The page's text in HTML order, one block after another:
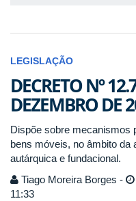
LEGISLAÇÃO
DECRETO Nº
DEZEMBRO DE
Dispõe sobre mecanismos
bens móveis, no âmbito da
autárquica e fundacional.
Tiago Moreira Borges -
11:33